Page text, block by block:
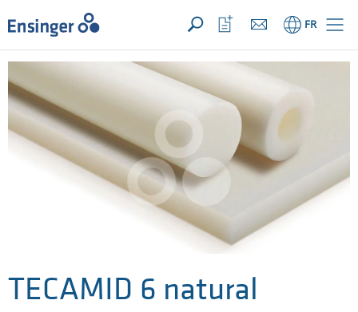
VOTRE DEMANDE ({{productCount}} Products)
OUVRIR
Accueil FR
Ouvrir
la
liste
de
favoris
TECAMID 6 natural